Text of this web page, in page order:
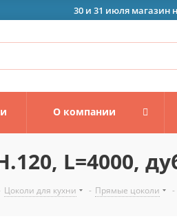
30 и 31 июля магазин
О компании
L=4000,
Цоколи для кухни - Прямые цоколи -